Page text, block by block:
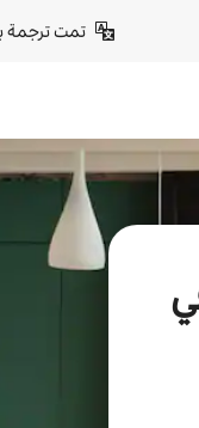
تمت ترجمة